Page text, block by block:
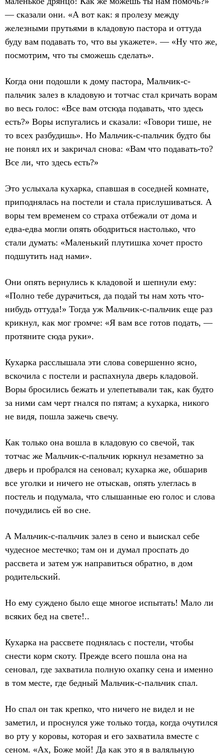
— сказали они. «А вот как: я пролезу между
железными прутьями в кладовую пастора и оттуда
буду вам подавать то, что вы укажете». — «Ну что же,
посмотрим, что ты сможешь сделать».
Когда они подошли к дому пастора, Мальчик-с-
пальчик залез в кладовую и тотчас стал кричать ворам
во весь голос: «Все вам отсюда подавать, что здесь
есть?» Воры испугались и сказали: «Говори тише, не
то всех разбудишь». Но Мальчик-с-пальчик будто бы
не понял их и закричал снова: «Вам что подавать-то?
Все ли, что здесь есть?»
Это услыхала кухарка, спавшая в соседней комнате,
приподнялась на постели и стала прислушиваться. А
воры тем временем со страха отбежали от дома и
едва-едва могли опять ободриться настолько, что
стали думать: «Маленький плутишка хочет просто
подшутить над нами».
Они опять вернулись к кладовой и шепнули ему:
«Полно тебе дурачиться, да подай ты нам хоть что-
нибудь оттуда!» Тогда уж Мальчик-с-пальчик еще раз
крикнул, как мог громче: «Я вам все готов подать, —
протяните сюда руки».
Кухарка расслышала эти слова совершенно ясно,
вскочила с постели и распахнула дверь кладовой.
Воры бросились бежать и улепетывали так, как будто
за ними сам черт гнался по пятам; а кухарка, никого
не видя, пошла зажечь свечу.
Как только она вошла в кладовую со свечой, так
тотчас же Мальчик-с-пальчик юркнул незаметно за
дверь и пробрался на сеновал; кухарка же, обшарив
все уголки и ничего не отыскав, опять улеглась в
постель и подумала, что слышанные ею голос и слова
почудились ей во сне.
А Мальчик-с-пальчик залез в сено и выискал себе
чудесное местечко; там он и думал проспать до
рассвета и затем уж направиться обратно, в дом
родительский.
Но ему суждено было еще многое испытать! Мало ли
всяких бед на свете!..
Кухарка на рассвете поднялась с постели, чтобы
снести корм скоту. Прежде всего пошла она на
сеновал, где захватила полную охапку сена и именно
в том месте, где бедный Мальчик-с-пальчик спал.
Но спал он так крепко, что ничего не видел и не
заметил, и проснулся уже только тогда, когда очутился
во рту у коровы, которая и его захватила вместе с
сеном. «Ах, Боже мой! Да как это я в валяльную